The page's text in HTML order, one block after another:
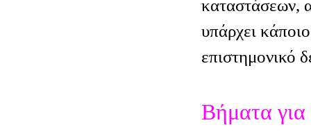
καταστάσεων,
υπάρχει
επιστημονικό
Βήματα για